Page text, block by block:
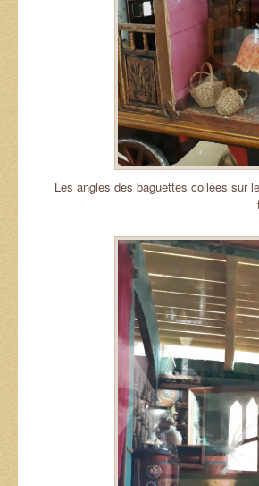
Les angles des baguettes collées sur